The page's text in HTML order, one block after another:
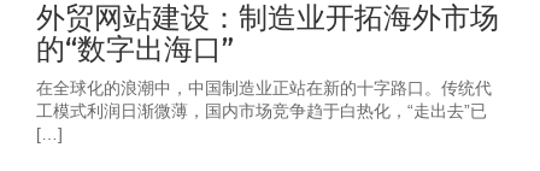
外贸网站建设：制造业开拓海外市场
的“数字出海口”
在全球化的浪潮中，中国制造业正站在新的十字路口。传统代
工模式利润日渐微薄，国内市场竞争趋于白热化，“走出去”已
[…]